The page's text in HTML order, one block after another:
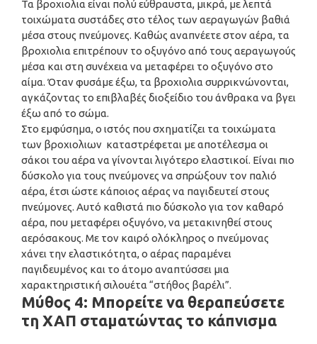
Τα βροχιολια είναι πολύ εύθραυστα, μικρά, με λεπτά
τοιχώματα συστάδες στο τέλος των αεραγωγών βαθιά
μέσα στους πνεύμονες. Καθώς αναπνέετε στον αέρα, τα
βροχιολια επιτρέπουν το οξυγόνο από τους αεραγωγούς
μέσα και στη συνέχεια να μεταφέρει το οξυγόνο στο
αίμα. Όταν φυσάμε έξω, τα βροχιολια συρρικνώνονται,
αγκάζοντας το επιβλαβές διοξείδιο του άνθρακα να βγει
έξω από το σώμα.
Στο εμφύσημα, ο ιστός που σχηματίζει τα τοιχώματα
των βροχιολιων καταστρέφεται με αποτέλεσμα οι
σάκοι του αέρα να γίνονται λιγότερο ελαστικοί. Είναι πιο
δύσκολο για τους πνεύμονες να σπρώξουν τον παλιό
αέρα, έτσι ώστε κάποιος αέρας να παγιδευτεί στους
πνεύμονες. Αυτό καθιστά πιο δύσκολο για τον καθαρό
αέρα, που μεταφέρει οξυγόνο, να μετακινηθεί στους
αερόσακους. Με τον καιρό ολόκληρος ο πνεύμονας
χάνει την ελαστικότητα, ο αέρας παραμένει
παγιδευμένος και το άτομο αναπτύσσει μια
χαρακτηριστική σιλουέτα “στήθος βαρέλι”.
Μύθος 4: Μπορείτε να θεραπεύσετε
τη ΧΑΠ σταματώντας το κάπνισμα